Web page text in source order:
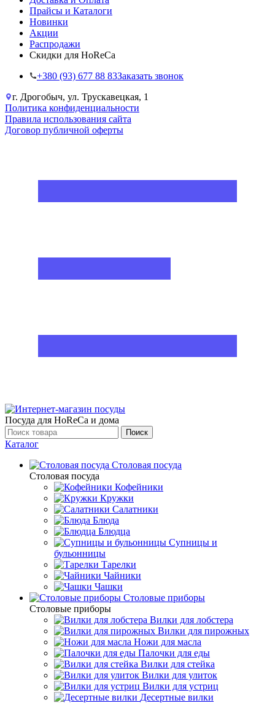
Прайсы и Каталоги
Новинки
Акции
Распродажи
Скидки для HoReCa
+38‎0 (93) 677 88 83Заказать звонок
г. Дрогобыч, ул. Трускавецкая, 1
Политика конфиденциальности
Правила использования сайта
Договор публичной оферты
Посуда для HoReCa и дома
Поиск
Каталог
Столовая посуда
Столовая посуда
Кофейники
Кружки
Салатники
Блюда
Блюдца
Супницы и
бульонницы
Тарелки
Чайники
Чашки
Cтоловые приборы
Cтоловые приборы
Вилки для лобстера
Вилки для пирожных
Ножи для масла
Палочки для еды
Вилки для стейка
Вилки для улиток
Вилки для устриц
Десертные вилки